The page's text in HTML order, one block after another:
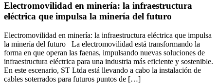
Electromovilidad en minería: la infraestructura
eléctrica que impulsa la minería del futuro
Electromovilidad en minería: la infraestructura eléctrica que impulsa
la minería del futuro La electromovilidad está transformando la
forma en que operan las faenas, impulsando nuevas soluciones de
infraestructura eléctrica para una industria más eficiente y sostenible.
En este escenario, ST Ltda está llevando a cabo la instalación de
cables soterrados para futuros puntos de […]